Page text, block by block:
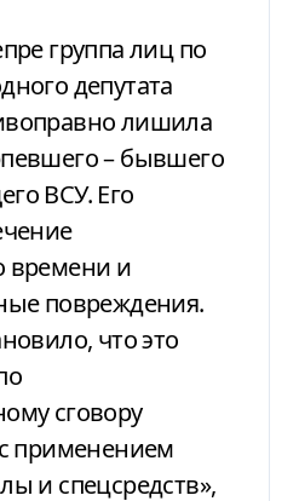
группа лиц по
депутата
лишила
– бывшего
ВСУ. Его
времени и
повреждения.
что это
сговору
применением
и спецсредств»,